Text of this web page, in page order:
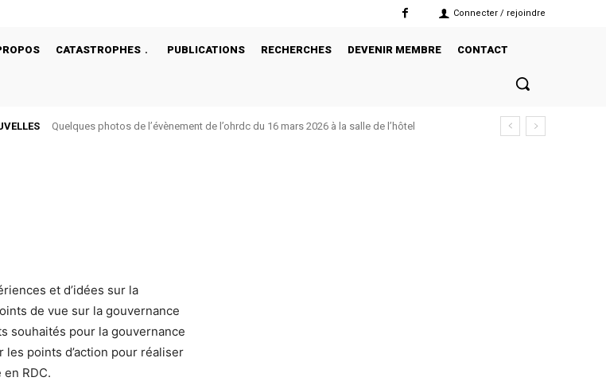
Connecter / rejoindre
CATASTROPHES PUBLICATIONS RECHERCHES DEVENIR MEMBRE CONTACT
Quelques photos de l’évènement de l’ohrdc du 16 mars 2026 à la salle de l’hôtel
et d’idées sur la
de vue sur la gouvernance
souhaités pour la gouvernance
les points d’action pour réaliser
RDC.